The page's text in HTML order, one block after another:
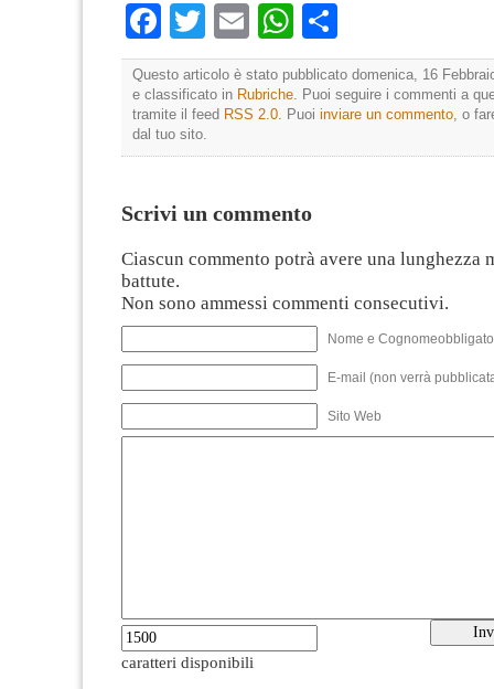
Facebook
TwitterEmailWhatsApp
Questo articolo è stato pubblicato domenica, 16
e classificato in Rubriche. Puoi seguire i commenti a
tramite il feed RSS 2.0. Puoi inviare un commento, o
dal tuo sito.
Scrivi un commento
Ciascun commento potrà avere una lunghezza
battute.
Non sono ammessi commenti consecutivi.
Nome e
E-mail (non verrà
Sito Web
caratteri disponibili